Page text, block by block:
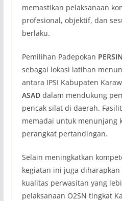
memastikan pelaksanaan
profesional, objektif, dan
berlaku.
Pemilihan Padepokan
sebagai lokasi latihan
antara IPSI Kabupaten
ASADdalam mendukung
pencak silat di daerah.
memadai untuk menunjang
perangkat pertandingan.
Selain meningkatkan
kegiatan ini juga
kualitas perwasitan yang
pelaksanaan O2SN tingkat